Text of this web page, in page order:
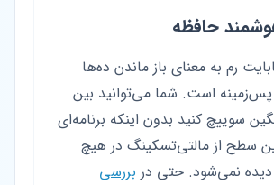
حافظه
گیگابایت رم به معنای باز ماندن ده‌ها
پس‌زمینه است. شما می‌توانید بین
سوییچ کنید بدون اینکه برنامه‌ای
سطح از مالتی‌تسکینگ در هیچ
نمی‌شود. حتی در بررسی